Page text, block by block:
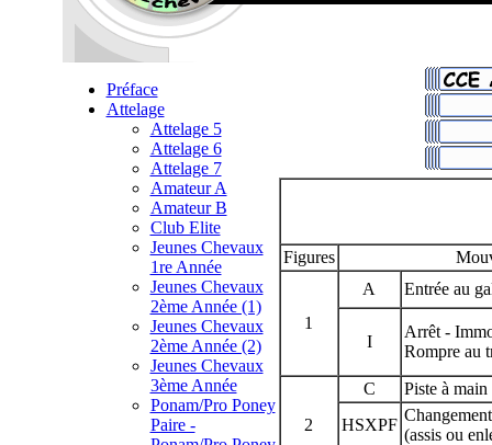
Préface
Attelage
Attelage 5
Attelage 6
Attelage 7
Amateur A
Amateur B
Club Elite
Jeunes Chevaux
1re Année
Jeunes Chevaux
2ème Année (1)
Jeunes Chevaux
2ème Année (2)
Jeunes Chevaux
3ème Année
Ponam/Pro Poney
Paire -
Figures
1
A Entrée au
I
Arrêt -
Rompre au
2
C
Piste à main
HSXPF
(assis ou